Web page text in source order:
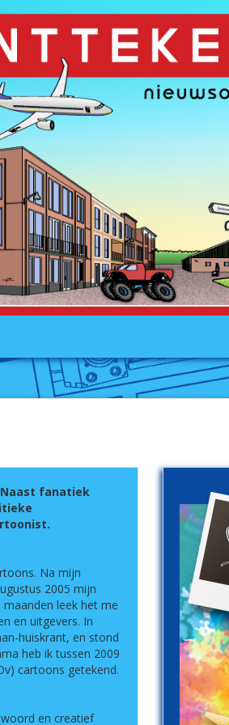
Naast fanatiek
Na mijn
2005 mijn
leek het me
en uitgevers. In
huiskrant, en stond
heb ik tussen 2009
cartoons getekend.
en creatief